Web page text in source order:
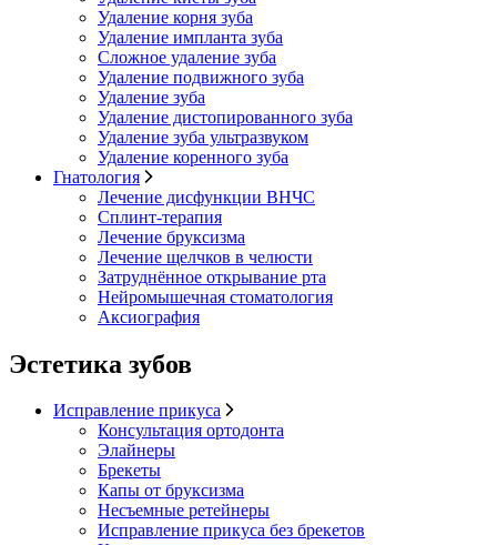
Удаление корня зуба
Удаление импланта зуба
Сложное удаление зуба
Удаление подвижного зуба
Удаление зуба
Удаление дистопированного зуба
Удаление зуба ультразвуком
Удаление коренного зуба
Гнатология
Лечение дисфункции ВНЧС
Сплинт-терапия
Лечение бруксизма
Лечение щелчков в челюсти
Затруднённое открывание рта
Нейромышечная стоматология
Аксиография
Эстетика зубов
Исправление прикуса
Консультация ортодонта
Элайнеры
Брекеты
Капы от бруксизма
Несъемные ретейнеры
Исправление прикуса без брекетов